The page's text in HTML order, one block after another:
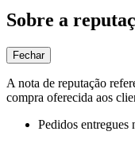
Sobre a
Fechar
A nota de reputação
compra oferecida aos
Pedidos entregues